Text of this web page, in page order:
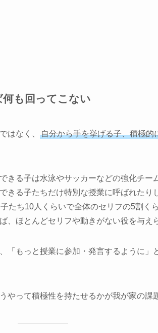
も回ってこない
はなく、
自分から手を挙げる子、積極的
きる子は水泳やサッカーなどの強化チー
きる子たちだけ特別な授業に呼ばれたり
たち10人くらいで全体のセリフの5割く
、ほとんどセリフや動きがない役を与え
「もっと授業に参加・発言するように」
やって積極性を持たせるかが我が家の課